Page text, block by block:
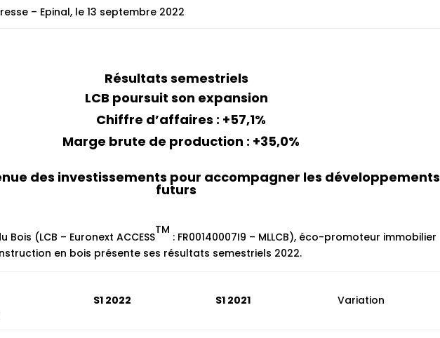
– Epinal, le 13 septembre 2022
Résultats semestriels
LCB poursuit son expansion
Chiffre d’affaires : +57,1%
Marge brute de production : +35,0%
des investissements pour accompagner les développements
futurs
(LCB – Euronext ACCESS
TM
: FR00140007I9 – MLLCB), éco-promoteur immobilier
en bois présente ses résultats semestriels 2022.
S1 2022 S1 2021 Variation